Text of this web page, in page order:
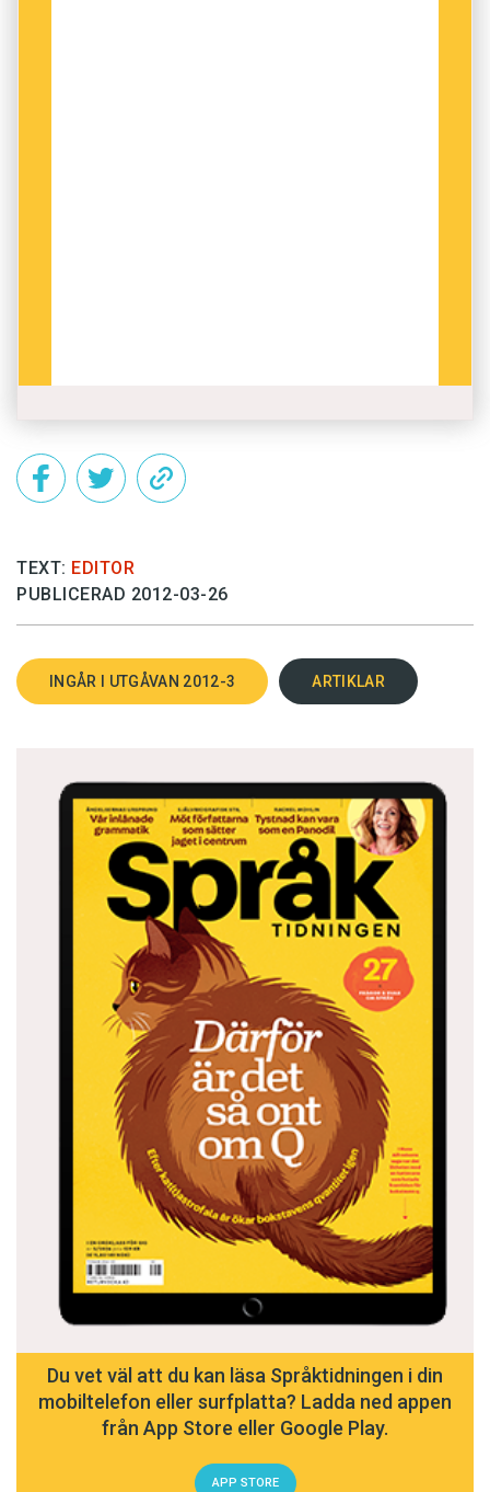
TEXT: EDITOR
PUBLICERAD 2012-03-26
INGÅR I UTGÅVAN 2012-3 ARTIKLAR
Du vet väl att du kan läsa Språktidningen i din
mobiltelefon eller surfplatta? Ladda ned appen
från App Store eller Google Play.
APP STORE